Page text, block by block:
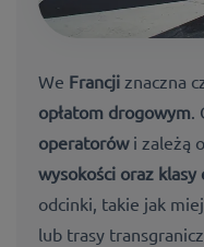
We Francji znaczna
opłatom drogowym.
operatorówi zależą
wysokości oraz klasy
odcinki, takie jak
lub trasy